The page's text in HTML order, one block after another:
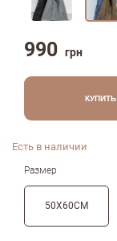
990 грн
КУПИТЬ
Есть в наличии
Размер
50X60СМ